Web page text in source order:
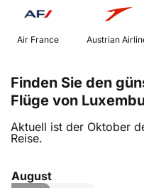
Air France
Finden Sie den
Flüge von
Aktuell ist der Oktober
Reise.
August